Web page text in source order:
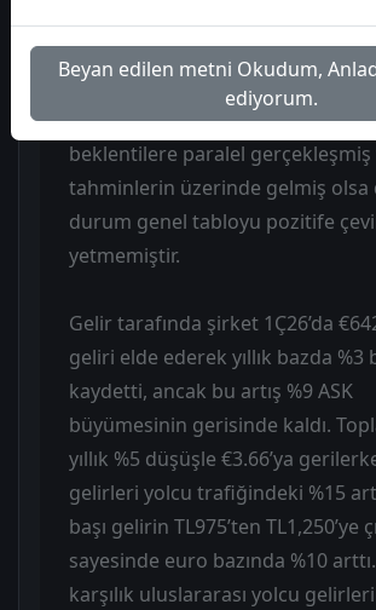
performansın yanı sıra daha
gelirleri ve net kur farkı zararıyla
ilişkilendiriliyor. Buna karşın
beklentilere paralel gerçekleşmiş
tahminlerin üzerinde gelmiş olsa
durum genel tabloyu pozitife
yetmemiştir.
Gelir tarafında şirket 1Ç26’da
geliri elde ederek yıllık bazda %3
kaydetti, ancak bu artış %9 ASK
büyümesinin gerisinde kaldı.
yıllık %5 düşüşle €3.66’ya
gelirleri yolcu trafiğindeki %15
başı gelirin TL975’ten TL1,250’ye
sayesinde euro bazında %10
karşılık uluslararası yolcu gelirleri
Beyan edilen metni Okudum, Anladım
ediyorum.